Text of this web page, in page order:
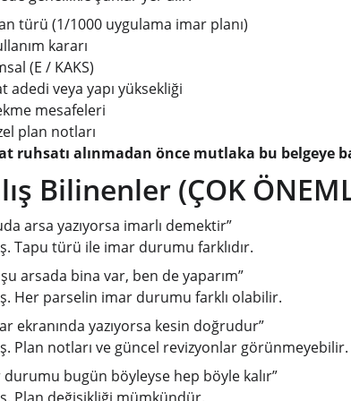
türü (1/1000 uygulama imar planı)
kararı
(E / KAKS)
adedi veya yapı yüksekliği
mesafeleri
plan notları
ruhsatı alınmadan önce mutlaka bu belgeye
Bilinenler (ÇOK
arsa yazıyorsa imarlı demektir”
Tapu türü ile imar durumu farklıdır.
arsada bina var, ben de yaparım”
Her parselin imar durumu farklı olabilir.
ekranında yazıyorsa kesin doğrudur”
Plan notları ve güncel revizyonlar görünmeyebilir.
durumu bugün böyleyse hep böyle kalır”